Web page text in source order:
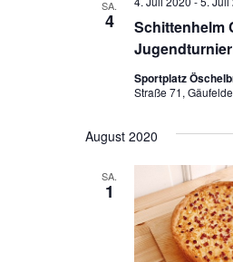
SA.
4
Schittenhelm
Jugendturnier
Sportplatz
Straße 71,
August 2020
SA.
1